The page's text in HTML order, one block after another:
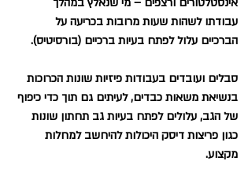
אינסטלטורים ורצפים – מי שנאלץ במהלך
עבודתו לשהות שעות מרובות בכריעה על
הברכיים עלול לפתח בעיות ברכיים (בורסיטיס).
סבלים ועובדים בעבודות פיזיות שונות הכרוכות
בנשיאת משאות כבדים, לעיתים גם תוך כדי כיפוף
של הגב, עלולים לפתח בעיות גב תחתון שונות
כגון פריצות דיסק היכולות להיחשב למחלות
מקצוע.